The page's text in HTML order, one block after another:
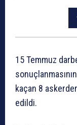
15 Temmuz
kaçan 8
edildi.